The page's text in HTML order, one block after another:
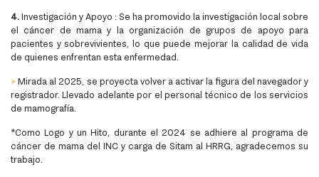
4. Investigación y Apoyo : Se ha promovido la investigación local sobre
el cáncer de mama y la organización de grupos de apoyo para
pacientes y sobrevivientes, lo que puede mejorar la calidad de vida
de quienes enfrentan esta enfermedad.
>Mirada al 2025, se proyecta volver a activar la figura del navegador y
registrador. Llevado adelante por el personal técnico de los servicios
de mamografía.
*Como Logo y un Hito, durante el 2024 se adhiere al programa de
cáncer de mama del INC y carga de Sitam al HRRG, agradecemos su
trabajo.